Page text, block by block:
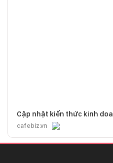
Cập nhật kiến thức kinh
cafebiz.vn